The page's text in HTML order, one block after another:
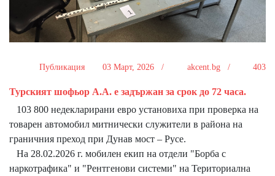
Публикация 03 Март, 2026 / akcent.bg / 403
Турският шофьор А.А. е задържан за срок до 72 часа.
103 800 недекларирани евро установиха при проверка на
товарен автомобил митнически служители в района на
граничния преход при Дунав мост – Русе.
На 28.02.2026 г. мобилен екип на отдели "Борба с
наркотрафика" и "Рентгенови системи" на Териториална